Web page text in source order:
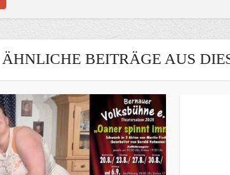
ÄHNLICHE BEITRÄGE AUS